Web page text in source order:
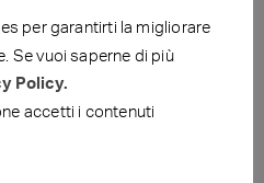
22.06.2026-
28.06.2026
RISERVATA
per visualizzare
per garantirti la migliorare
Se vuoi saperne di più
Policy.
accetti i contenuti